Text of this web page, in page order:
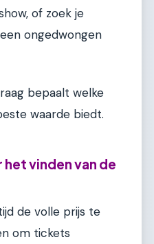
of zoek je
ongedwongen
bepaalt welke
waarde biedt.
vinden van de
de volle prijs te
om tickets